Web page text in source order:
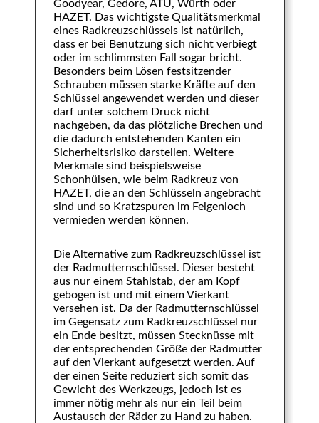
Goodyear, Gedore, ATU, Würth oder
HAZET. Das wichtigste Qualitätsmerkmal
eines Radkreuzschlüssels ist natürlich,
dass er bei Benutzung sich nicht verbiegt
oder im schlimmsten Fall sogar bricht.
Besonders beim Lösen festsitzender
Schrauben müssen starke Kräfte auf den
Schlüssel angewendet werden und dieser
darf unter solchem Druck nicht
nachgeben, da das plötzliche Brechen und
die dadurch entstehenden Kanten ein
Sicherheitsrisiko darstellen. Weitere
Merkmale sind beispielsweise
Schonhülsen, wie beim Radkreuz von
HAZET, die an den Schlüsseln angebracht
sind und so Kratzspuren im Felgenloch
vermieden werden können.
Die Alternative zum Radkreuzschlüssel ist
der Radmutternschlüssel. Dieser besteht
aus nur einem Stahlstab, der am Kopf
gebogen ist und mit einem Vierkant
versehen ist. Da der Radmutternschlüssel
im Gegensatz zum Radkreuzschlüssel nur
ein Ende besitzt, müssen Stecknüsse mit
der entsprechenden Größe der Radmutter
auf den Vierkant aufgesetzt werden. Auf
der einen Seite reduziert sich somit das
Gewicht des Werkzeugs, jedoch ist es
immer nötig mehr als nur ein Teil beim
Austausch der Räder zu Hand zu haben.